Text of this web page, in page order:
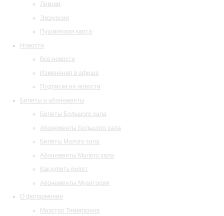
Лекции
Экскурсии
Пушкинская карта
Новости
Все новости
Изменения в афише
Подписка на новости
Билеты и абонементы
Билеты Большого зала
Абонементы Большого зала
Билеты Малого зала
Абонементы Малого зала
Как купить билет
Абонементы Музитория
О филармонии
Маэстро Темирканов